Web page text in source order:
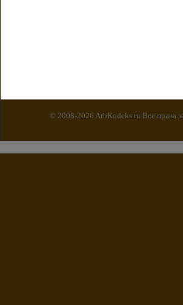
© 2008-2026 ArbKodeks.ru Все права